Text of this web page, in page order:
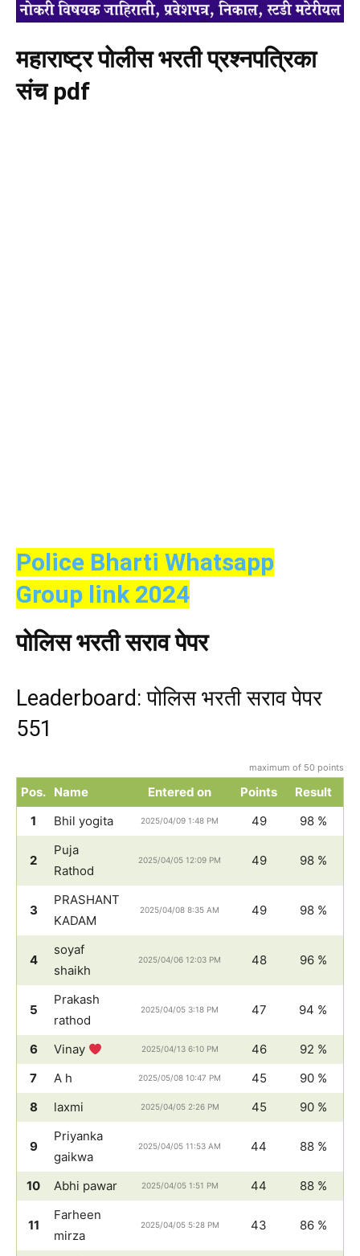
महाराष्ट्र पोलीस भरती प्रश्नपत्रिका
संच pdf
Police Bharti Whatsapp
Group link 2024
पोलिस भरती सराव पेपर
Leaderboard: पोलिस भरती सराव पेपर
551
maximum of 50 points
Pos. Name Entered on Points
Result
1
Bhil yogita 2025/04/09 1:48 PM 49 98 %
2
Puja
Rathod
2025/04/05 12:09 PM 49 98 %
3
PRASHANT
KADAM
2025/04/08 8:35 AM 49 98 %
4
soyaf
shaikh
2025/04/06 12:03 PM 48 96 %
5
Prakash
rathod
2025/04/05 3:18 PM 47 94 %
6 Vinay 2025/04/13 6:10 PM 46
92 %
7
A h 2025/05/08 10:47 PM 45
90 %
8
laxmi 2025/04/05 2:26 PM 45 90 %
9
Priyanka
gaikwa
2025/04/05 11:53 AM 44 88 %
10 Abhi pawar 2025/04/05 1:51 PM 44 88 %
11
Farheen
mirza
2025/04/05 5:28 PM 43 86 %